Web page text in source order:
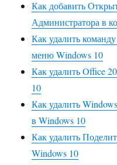
Как добавить
Администратора в
Как удалить
меню Windows 10
Как удалить Office
10
Как удалить
в Windows 10
Как удалить
Windows 10